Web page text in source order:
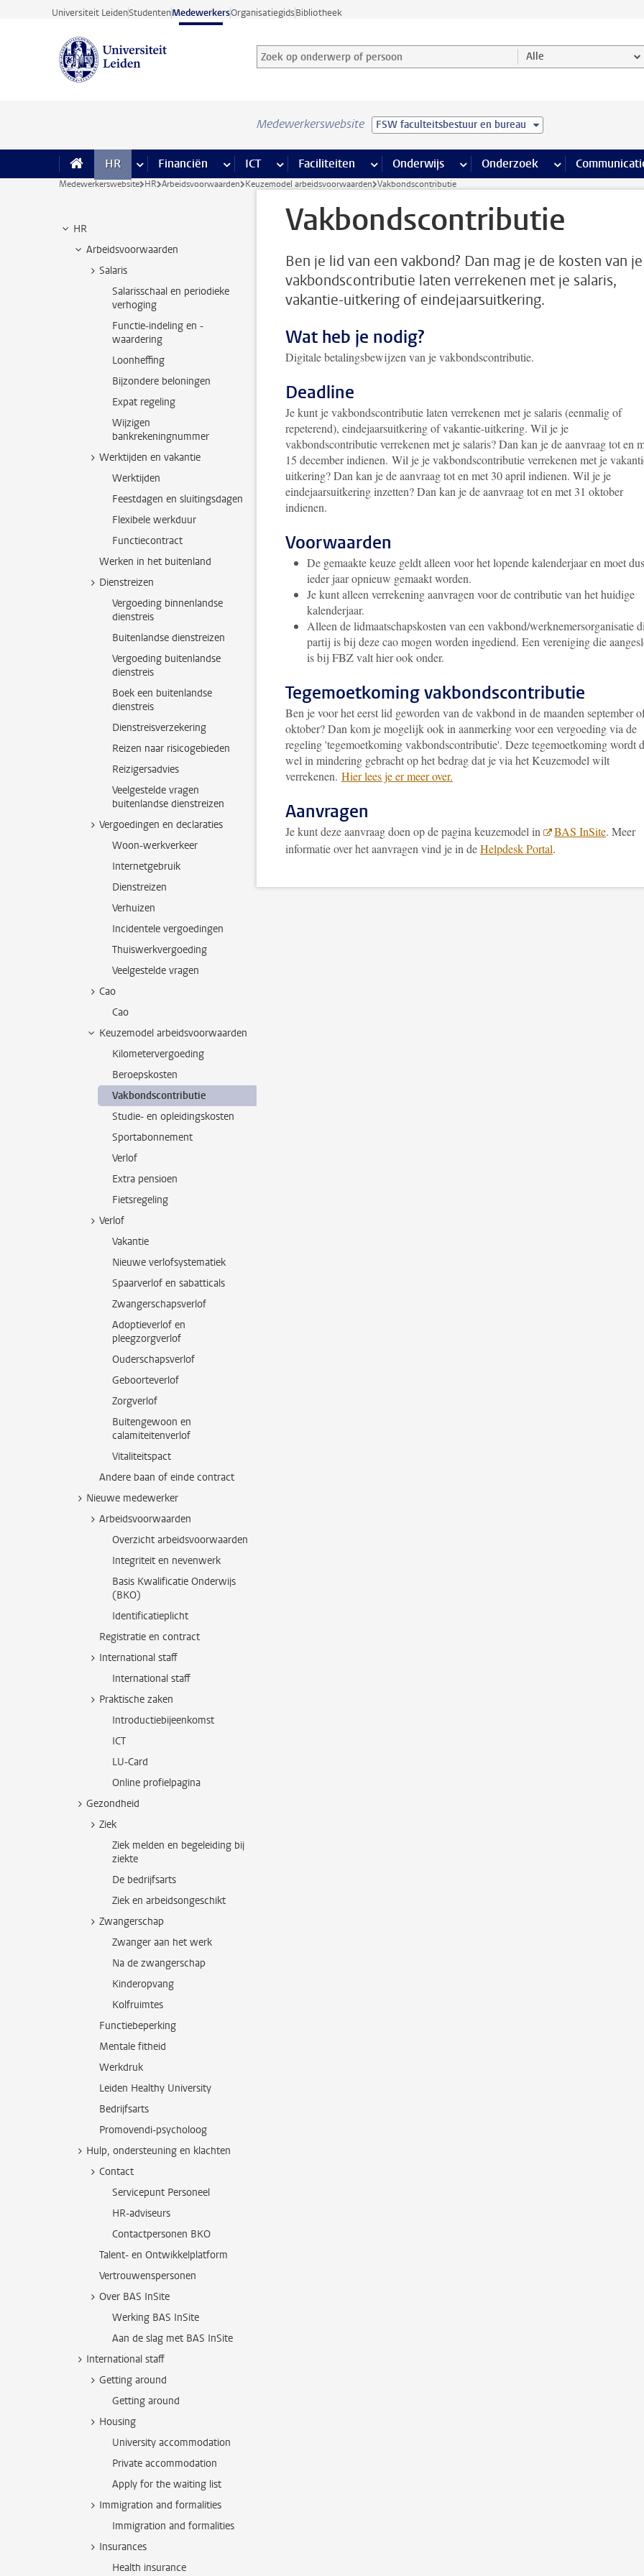
Ga direct naar de inhoud
Universiteit LeidenStudentenMedewerkersOrganisatiegidsBibliotheek
Zoek op onderwerp of persoon en selecteer categorie
Zoekterm Alle
Medewerkerswebsite FSW faculteitsbestuur en bureau
HR meer HR pagina’s
Financiën meer Financiën pagina’s
ICT meer ICT pagina’s
Faciliteiten meer Faciliteiten pagina’s
Onderwijs meer Onderwijs pagina’s
Onderzoek meer Onderzoek
Medewerkerswebsite HR Arbeidsvoorwaarden Keuzemodel arbeidsvoorwaarden Vakbondscontributie
HR
Arbeidsvoorwaarden
Salaris
Salarisschaal en periodieke
verhoging
Functie-indeling en -
waardering
Loonheffing
Bijzondere beloningen
Expat regeling
Wijzigen
bankrekeningnummer
Werktijden en vakantie
Werktijden
Feestdagen en sluitingsdagen
Flexibele werkduur
Functiecontract
Werken in het buitenland
Dienstreizen
Vergoeding binnenlandse
dienstreis
Buitenlandse dienstreizen
Vergoeding buitenlandse
dienstreis
Boek een buitenlandse
dienstreis
Dienstreisverzekering
Reizen naar risicogebieden
Reizigersadvies
Veelgestelde vragen
buitenlandse dienstreizen
Vergoedingen en declaraties
Woon-werkverkeer
Internetgebruik
Dienstreizen
Verhuizen
Incidentele vergoedingen
Thuiswerkvergoeding
Veelgestelde vragen
Cao
Cao
Keuzemodel arbeidsvoorwaarden
Kilometervergoeding
Beroepskosten
Vakbondscontributie
Studie- en opleidingskosten
Sportabonnement
Verlof
Extra pensioen
Fietsregeling
Verlof
Vakantie
Nieuwe verlofsystematiek
Spaarverlof en sabatticals
Zwangerschapsverlof
Adoptieverlof en
pleegzorgverlof
Ouderschapsverlof
Geboorteverlof
Zorgverlof
Buitengewoon en
calamiteitenverlof
Vitaliteitspact
Andere baan of einde contract
Nieuwe medewerker
Arbeidsvoorwaarden
Overzicht arbeidsvoorwaarden
Integriteit en nevenwerk
Basis Kwalificatie Onderwijs
(BKO)
Identificatieplicht
Registratie en contract
International staff
International staff
Praktische zaken
Introductiebijeenkomst
ICT
LU-Card
Online profielpagina
Gezondheid
Ziek
Ziek melden en begeleiding bij
ziekte
De bedrijfsarts
Ziek en arbeidsongeschikt
Zwangerschap
Zwanger aan het werk
Na de zwangerschap
Kinderopvang
Kolfruimtes
Functiebeperking
Mentale fitheid
Werkdruk
Leiden Healthy University
Bedrijfsarts
Promovendi-psycholoog
Hulp, ondersteuning en klachten
Contact
Servicepunt Personeel
HR-adviseurs
Contactpersonen BKO
Talent- en Ontwikkelplatform
Vertrouwenspersonen
Over BAS InSite
Werking BAS InSite
Aan de slag met BAS InSite
International staff
Getting around
Getting around
Housing
University accommodation
Private accommodation
Apply for the waiting list
Immigration and formalities
Immigration and formalities
Insurances
Health insurance
Vakbondscontributie
Ben je lid van een vakbond? Dan mag je de kosten van je
vakbondscontributie laten verrekenen met je salaris,
vakantie-uitkering of eindejaarsuitkering.
Wat heb je nodig?
Digitale betalingsbewijzen van je vakbondscontributie.
Deadline
Je kunt je vakbondscontributie laten verrekenen met je salaris (eenmalig of
repeterend), eindejaarsuitkering of vakantie-uitkering. Wil je je
vakbondscontributie verrekenen met je salaris? Dan kan je de aanvraag tot en
15 december indienen. Wil je je vakbondscontributie verrekenen met je
uitkering? Dan kan je de aanvraag tot en met 30 april indienen. Wil je je
eindejaarsuitkering inzetten? Dan kan je de aanvraag tot en met 31 oktober
indienen.
Voorwaarden
De gemaakte keuze geldt alleen voor het lopende kalenderjaar en moet dus
ieder jaar opnieuw gemaakt worden.
Je kunt alleen verrekening aanvragen voor de contributie van het huidige
kalenderjaar.
Alleen de lidmaatschapskosten van een vakbond/werknemersorganisatie
partij is bij deze cao mogen worden ingediend. Een vereniging die
is bij FBZ valt hier ook onder.
Tegemoetkoming vakbondscontributie
Ben je voor het eerst lid geworden van de vakbond in de maanden september
oktober? Dan kom je mogelijk ook in aanmerking voor een vergoeding via de
regeling 'tegemoetkoming vakbondscontributie'. Deze tegemoetkoming wordt
wel in mindering gebracht op het bedrag dat je via het Keuzemodel wilt
verrekenen. Hier lees je er meer over.
Aanvragen
Je kunt deze aanvraag doen op de pagina keuzemodel in BAS InSite. Meer
informatie over het aanvragen vind je in deHelpdesk Portal.